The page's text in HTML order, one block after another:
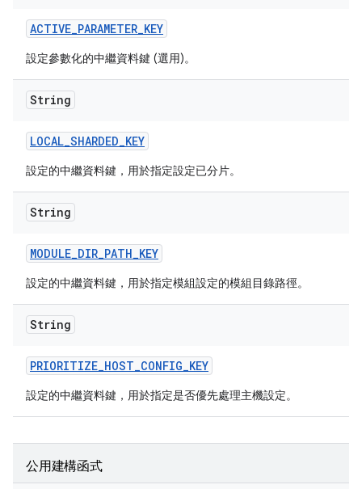
ACTIVE_PARAMETER_KEY
設定參數化的中繼資料鍵 (選用)。
String
LOCAL_SHARDED_KEY
設定的中繼資料鍵，用於指定設定已分片。
String
MODULE_DIR_PATH_KEY
設定的中繼資料鍵，用於指定模組設定的模組目錄路徑。
String
PRIORITIZE_HOST_CONFIG_KEY
設定的中繼資料鍵，用於指定是否優先處理主機設定。
公用建構函式